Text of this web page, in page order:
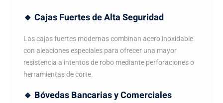
🔹 Cajas Fuertes de Alta Seguridad
Las cajas fuertes modernas combinan acero inoxidable
con aleaciones especiales para ofrecer una mayor
resistencia a intentos de robo mediante perforaciones o
herramientas de corte.
🔹 Bóvedas Bancarias y Comerciales